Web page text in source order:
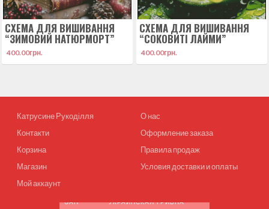
СХЕМА ДЛЯ ВИШИВАННЯ
“ЗИМОВИЙ НАТЮРМОРТ”
400.00грн.
СХЕМА ДЛЯ ВИШИВАННЯ
“СОКОВИТІ ЛАЙМИ”
400.00грн.
Катрусине Рукоділля
Контакти
Корзина
Магазин
Мой аккаунт
О нас
Оформление заказа
Правила продаж
Условия доставки и оплаты
UAH УКРАИНСКАЯ ГРИВНА